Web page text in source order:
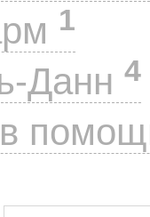
1
Данн 4